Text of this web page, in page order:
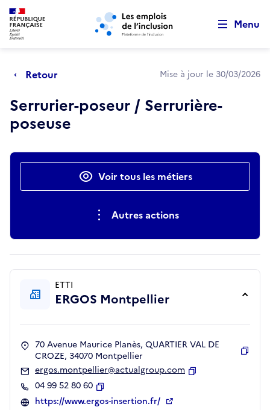
Aller au menu principal Aller au contenu principal
Menu
Retour Mise à jour le 30/03/2026
Serrurier-poseur / Serrurière-
poseuse
Actions rapidesVoir tous les métiers
Autres actions
ETTI
ERGOS Montpellier
70 Avenue Maurice Planès, QUARTIER VAL DE
CROZE, 34070 Montpellier
ergos.montpellier@actualgroup.com
04 99 52 80 60
Copier
https://www.ergos-insertion.fr/
Retour au début de la page
Panneau de gestion des cookies